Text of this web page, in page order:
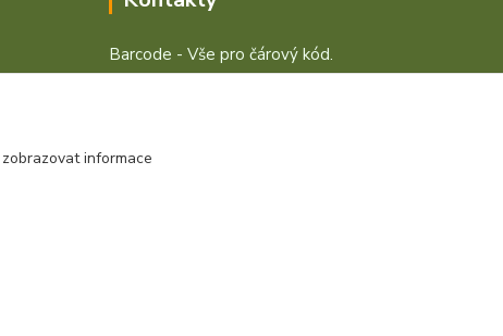
Barcode - Vše pro čárový kód.
informace